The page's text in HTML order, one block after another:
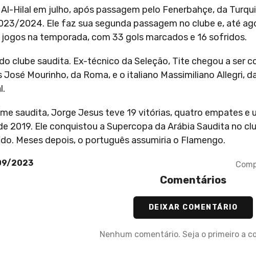
Hilal em julho, após passagem pelo Fenerbahçe, da
2024. Ele faz sua segunda passagem no clube e, até
na temporada, com 33 gols marcados e 16 sofridos.
clube saudita. Ex-técnico da Seleção, Tite chegou a ser
Mourinho, da Roma, e o italiano Massimiliano Allegri,
saudita, Jorge Jesus teve 19 vitórias, quatro empates e
2019. Ele conquistou a Supercopa da Arábia Saudita no
Meses depois, o português assumiria o Flamengo.
2023
Comentários
DEIXAR COMENTÁRIO
Nenhum comentário. Seja o primeiro a